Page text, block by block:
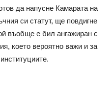
да напусне Камарата на
си статут, ще повдигне
въобще е бил ангажиран с
което вероятно важи и за